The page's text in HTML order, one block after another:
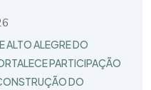
ALTO ALEGRE DO
PARTICIPAÇÃO
DO